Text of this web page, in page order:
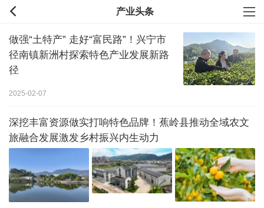
产业头条
做强“土特产” 走好“富民路”！兴宁市
径南镇新洲村探索特色产业发展新路
径
2025-02-07
深挖丰富资源做实打响特色品牌！蕉岭县推动全域农文
旅融合发展激发乡村振兴内生动力